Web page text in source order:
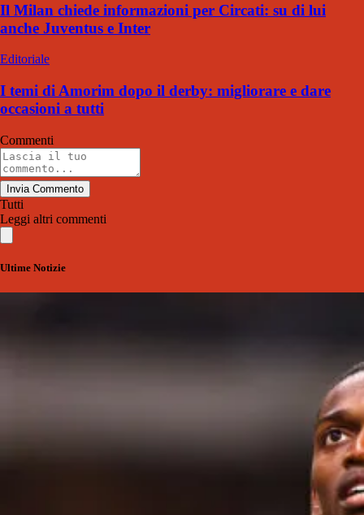
Il Milan chiede informazioni per Circati: su di lui
anche Juventus e Inter
Editoriale
I temi di Amorim dopo il derby: migliorare e dare
occasioni a tutti
Commenti
Invia Commento
Tutti
Leggi altri commenti
Ultime Notizie